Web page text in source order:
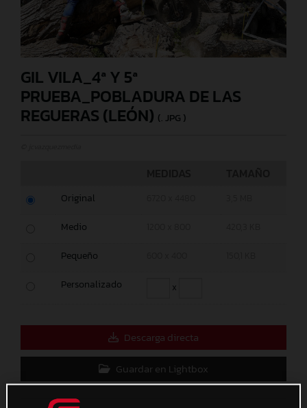
GIL VILA_4ª Y 5ª
PRUEBA_POBLADURA DE LAS
REGUERAS (LEÓN) (. JPG )
Original
Medio
Pequeño
Personalizado x
Descarga directa
Guardar en Lightbox